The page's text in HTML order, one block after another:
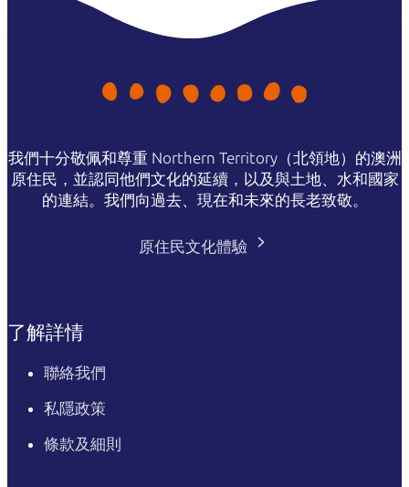
我們十分敬佩和尊重 Northern Territory（北領地）的澳洲
原住民，並認同他們文化的延續，以及與土地、水和國家
的連結。我們向過去、現在和未來的長老致敬。
原住民文化體驗
了解詳情
聯絡我們
私隱政策
條款及細則